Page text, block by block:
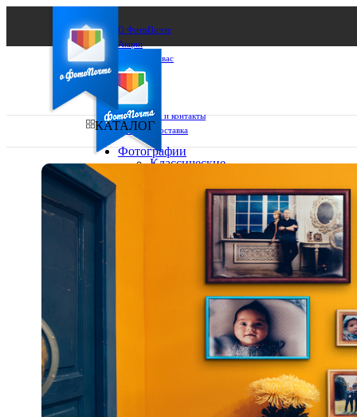
О ФотоПочте
Акции
Сделаем за вас
Бизнесу
FAQ
Франшиза
Поддержка и контакты
Оплата и доставка
Ваш город:
Выберите из списка:
КАТАЛОГ
Фотографии
Классические
10х10
10х15
15х15
20х20
20х30
30х30
30х40